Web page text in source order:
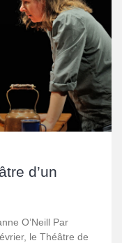
d’un
O’Neill Par
le Théâtre de